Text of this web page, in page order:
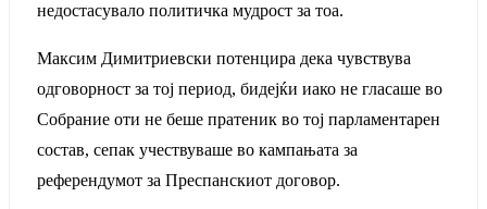
недостасувало политичка мудрост за тоа.
Максим Димитриевски потенцира дека чувствува
одговорност за тој период, бидејќи иако не гласаше во
Собрание оти не беше пратеник во тој парламентарен
состав, сепак учествуваше во кампањата за
референдумот за Преспанскиот договор.